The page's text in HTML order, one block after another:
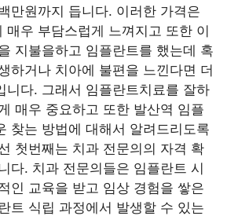
만원까지 듭니다. 이러한 가격은
매우 부담스럽게 느껴지고 또한 이
지불을하고 임플란트를 했는데 혹
하거나 치아에 불편을 느낀다면 더
니다. 그래서 임플란트치료를 잘하
매우 중요하고 또한 발산역 임플
찾는 방법에 대해서 알려드리도록
첫번째는 치과 전문의의 자격 확
다. 치과 전문의들은 임플란트 시
인 교육을 받고 임상 경험을 쌓은
트 식립 과정에서 발생할 수 있는